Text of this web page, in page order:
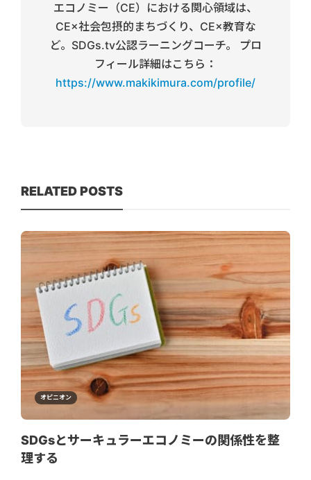
エコノミー（CE）における関心領域は、
CE×社会包摂的まちづくり、CE×教育な
ど。SDGs.tv公認ラーニングコーチ。 プロ
フィール詳細はこちら：
https://www.makikimura.com/profile/
RELATED POSTS
オピニオン
SDGsとサーキュラーエコノミーの関係性を整
理する